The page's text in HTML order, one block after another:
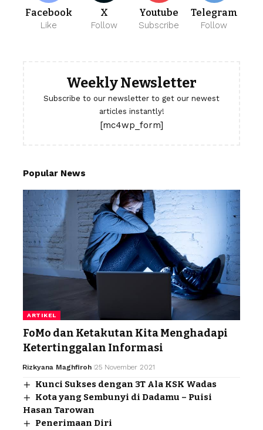
Facebook
Like
X
Follow
Youtube
Subscribe
Telegram
Follow
Weekly Newsletter
Subscribe to our newsletter to get our newest
articles instantly!
[mc4wp_form]
Popular News
ARTIKEL
FoMo dan Ketakutan Kita Menghadapi
Ketertinggalan Informasi
Rizkyana Maghfiroh 25 November 2021
Kunci Sukses dengan 3T Ala KSK Wadas
Kota yang Sembunyi di Dadamu – Puisi
Hasan Tarowan
Penerimaan Diri